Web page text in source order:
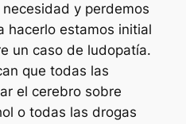
y perdemos
hacerlo estamos initial
un caso de ludopatía.
que todas las
el cerebro sobre
o todas las drogas